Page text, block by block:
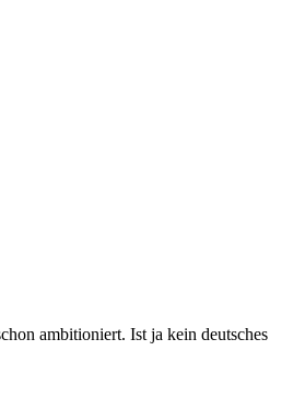
ambitioniert. Ist ja kein deutsches